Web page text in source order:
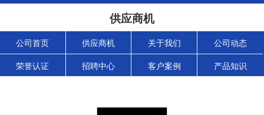
供应商机
公司首页 供应商机 关于我们 公司动态
荣誉认证 招聘中心 客户案例 产品知识